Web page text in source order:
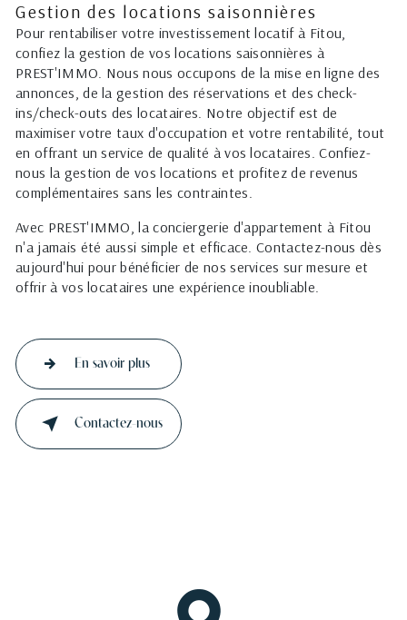
Gestion des locations saisonnières
Pour rentabiliser votre investissement locatif à Fitou,
confiez la gestion de vos locations saisonnières à
PREST'IMMO. Nous nous occupons de la mise en ligne des
annonces, de la gestion des réservations et des check-
ins/check-outs des locataires. Notre objectif est de
maximiser votre taux d'occupation et votre rentabilité, tout
en offrant un service de qualité à vos locataires. Confiez-
nous la gestion de vos locations et profitez de revenus
complémentaires sans les contraintes.
Avec PREST'IMMO, la conciergerie d'appartement à Fitou
n'a jamais été aussi simple et efficace. Contactez-nous dès
aujourd'hui pour bénéficier de nos services sur mesure et
offrir à vos locataires une expérience inoubliable.
En savoir plus
Contactez-nous